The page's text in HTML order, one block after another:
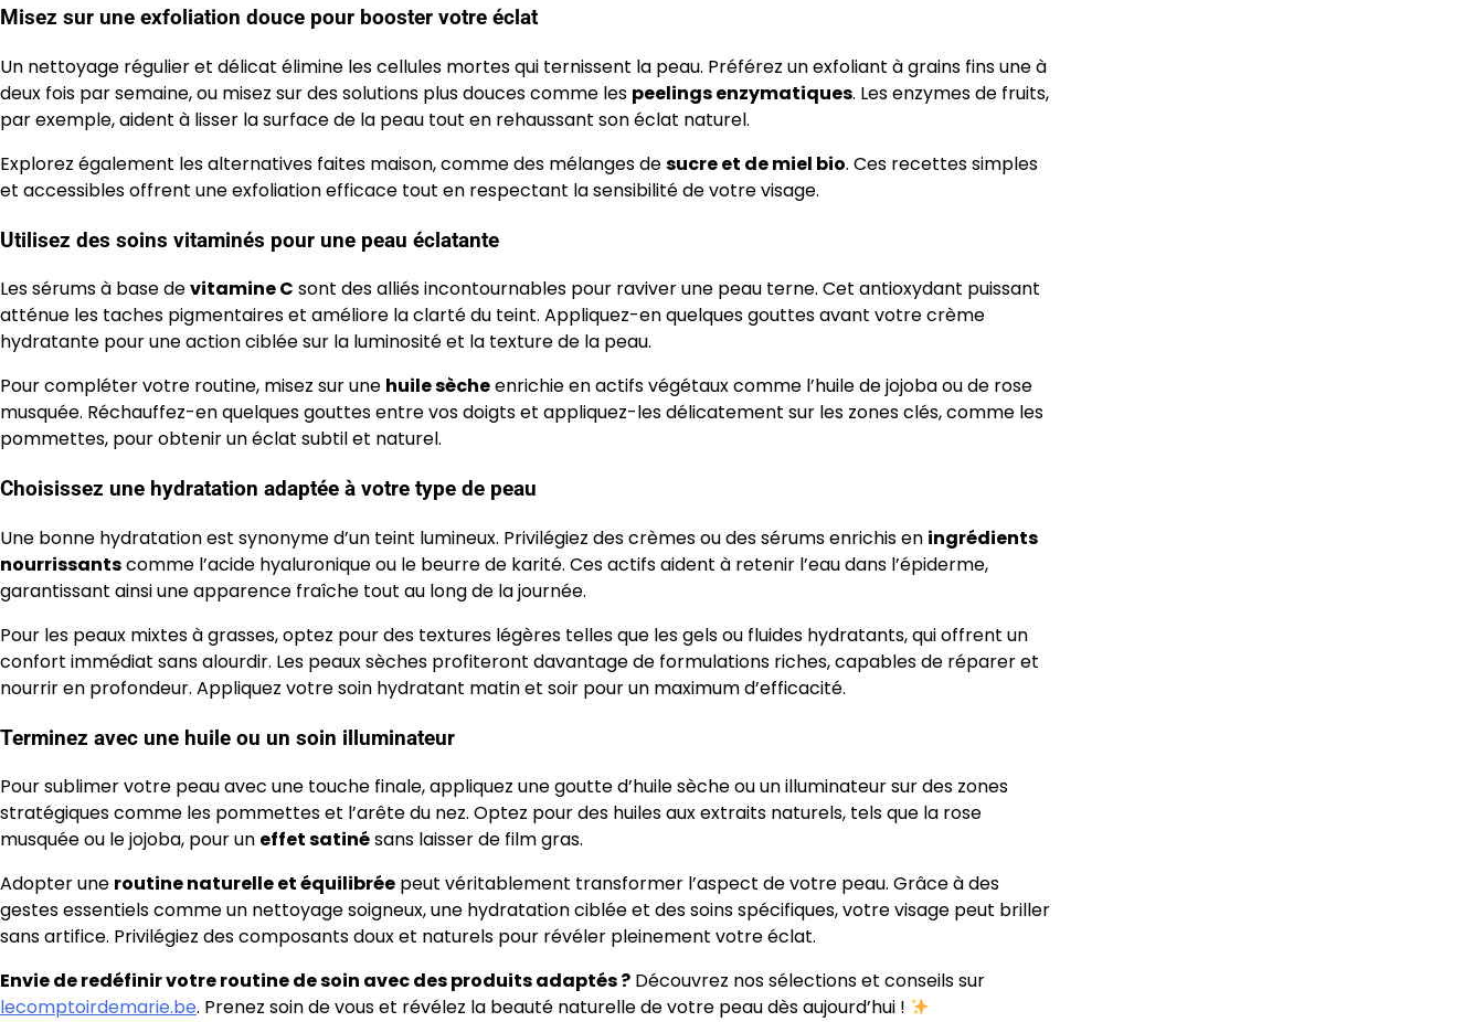
Misez sur une exfoliation douce pour booster votre éclat
Un nettoyage régulier et délicat élimine les cellules mortes qui ternissent la peau. Préférez un exfoliant à grains fins une à
deux fois par semaine, ou misez sur des solutions plus douces comme les peelings enzymatiques. Les enzymes de fruits,
par exemple, aident à lisser la surface de la peau tout en rehaussant son éclat naturel.
Explorez également les alternatives faites maison, comme des mélanges desucre et de miel bio. Ces recettes simples
et accessibles offrent une exfoliation efficace tout en respectant la sensibilité de votre visage.
Utilisez des soins vitaminés pour une peau éclatante
Les sérums à base devitamine C sont des alliés incontournables pour raviver une peau terne. Cet antioxydant puissant
atténue les taches pigmentaires et améliore la clarté du teint. Appliquez-en quelques gouttes avant votre crème
hydratante pour une action ciblée sur la luminosité et la texture de la peau.
Pour compléter votre routine, misez sur une huile sècheenrichie en actifs végétaux comme l’huile de jojoba ou de rose
musquée. Réchauffez-en quelques gouttes entre vos doigts et appliquez-les délicatement sur les zones clés, comme les
pommettes, pour obtenir un éclat subtil et naturel.
Choisissez une hydratation adaptée à votre type de peau
Une bonne hydratation est synonyme d’un teint lumineux. Privilégiez des crèmes ou des sérums enrichis en ingrédients
nourrissantscomme l’acide hyaluronique ou le beurre de karité. Ces actifs aident à retenir l’eau dans l’épiderme,
garantissant ainsi une apparence fraîche tout au long de la journée.
Pour les peaux mixtes à grasses, optez pour des textures légères telles que les gels ou fluides hydratants, qui offrent un
confort immédiat sans alourdir. Les peaux sèches profiteront davantage de formulations riches, capables de réparer et
nourrir en profondeur. Appliquez votre soin hydratant matin et soir pour un maximum d’efficacité.
Terminez avec une huile ou un soin illuminateur
Pour sublimer votre peau avec une touche finale, appliquez une goutte d’huile sèche ou un illuminateur sur des zones
stratégiques comme les pommettes et l’arête du nez. Optez pour des huiles aux extraits naturels, tels que la rose
musquée ou le jojoba, pour un effet satinésans laisser de film gras.
Adopter une routine naturelle et équilibrée peut véritablement transformer l’aspect de votre peau. Grâce à des
gestes essentiels comme un nettoyage soigneux, une hydratation ciblée et des soins spécifiques, votre visage peut briller
sans artifice. Privilégiez des composants doux et naturels pour révéler pleinement votre éclat.
Envie de redéfinir votre routine de soin avec des produits adaptés ? Découvrez nos sélections et conseils sur
lecomptoirdemarie.be. Prenez soin de vous et révélez la beauté naturelle de votre peau dès aujourd’hui !